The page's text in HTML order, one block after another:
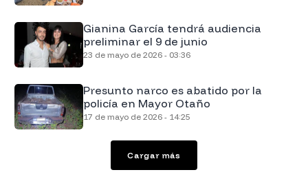
Gianina García tendrá audiencia
preliminar el 9 de junio
23 de mayo de 2026 - 03:36
Presunto narco es abatido por la
policía en Mayor Otaño
17 de mayo de 2026 - 14:25
Cargar más